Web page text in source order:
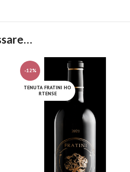
-12%
TENUTA FRATINI HO
RTENSE